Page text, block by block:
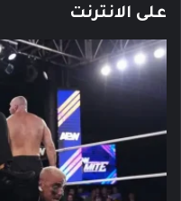
على الانترنت